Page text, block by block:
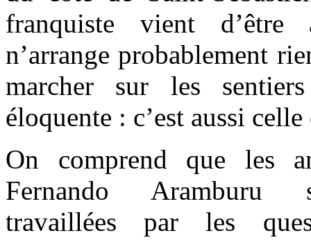
franquiste vient d’être
n’arrange probablement
marcher sur les
éloquente : c’est aussi
On comprend que les
Fernando Aramburu
travaillées par les